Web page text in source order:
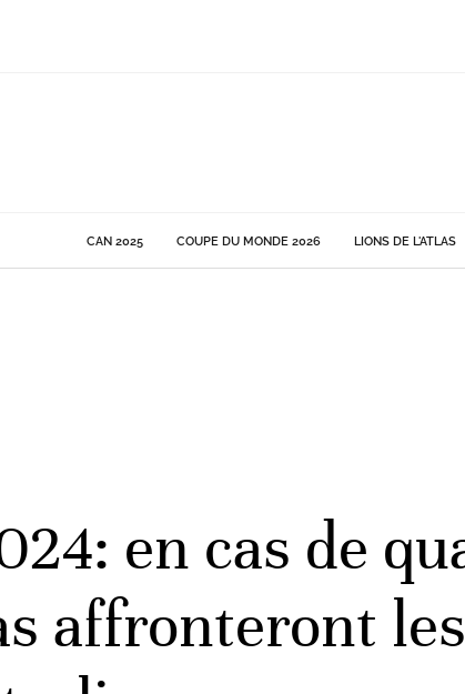
CAN 2025 COUPE DU MONDE 2026 LIONS DE L'ATLAS
en cas de
affronteront